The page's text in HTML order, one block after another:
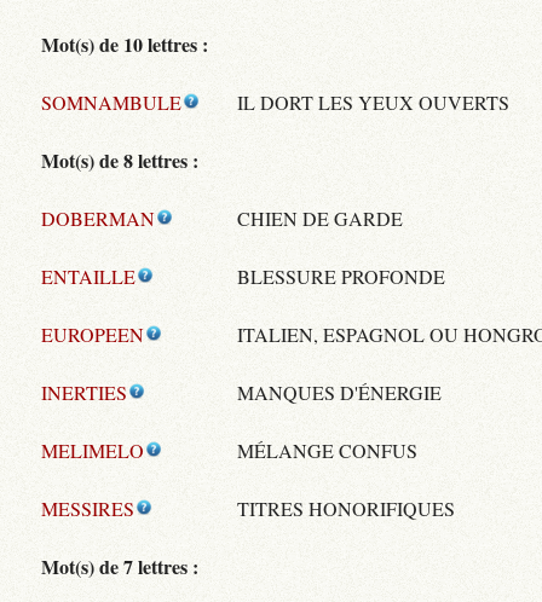
Mot(s) de 10 lettres :
SOMNAMBULE IL DORT LES YEUX OUVERTS
Mot(s) de 8 lettres :
DOBERMAN CHIEN DE GARDE
ENTAILLE BLESSURE PROFONDE
EUROPEEN ITALIEN, ESPAGNOL OU
INERTIES MANQUES D'ÉNERGIE
MELIMELO MÉLANGE CONFUS
MESSIRES TITRES HONORIFIQUES
Mot(s) de 7 lettres :